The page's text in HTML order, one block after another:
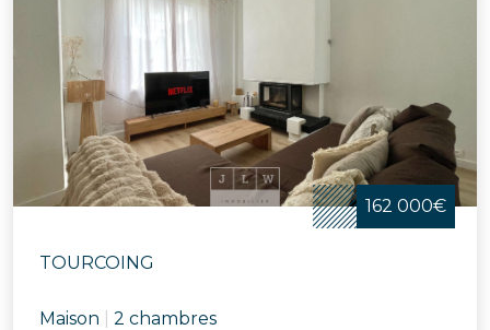
162 000€
TOURCOING
Maison 2 chambres